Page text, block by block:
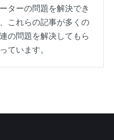
ターの問題を解決でき
これらの記事が多くの
の問題を解决してもら
ています。